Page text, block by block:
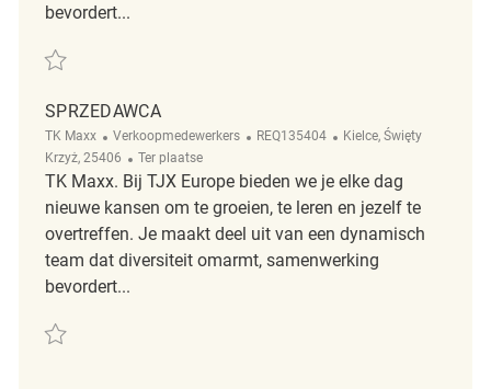
bevordert...
Redden Sprzedawca / Sprzedawczyni TK Maxx REQ127695
SPRZEDAWCA
TK Maxx Categorie
Verkoopmedewerkers ReqId
REQ135404 Plaats
Kielce, Święty
Krzyż, 25406
Afgelegen
Ter plaatse
TK Maxx. Bij TJX Europe bieden we je elke dag
nieuwe kansen om te groeien, te leren en jezelf te
overtreffen. Je maakt deel uit van een dynamisch
team dat diversiteit omarmt, samenwerking
bevordert...
Redden Sprzedawca REQ135404